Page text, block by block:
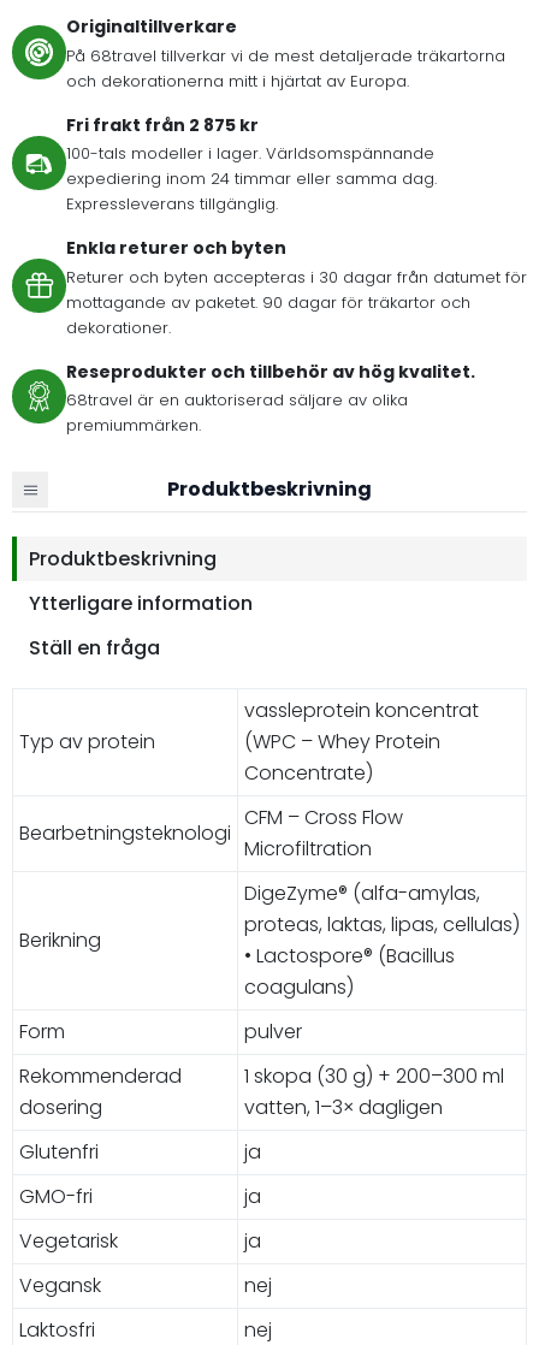
Originaltillverkare
På 68travel tillverkar vi de mest detaljerade träkartorna
och dekorationerna mitt i hjärtat av Europa.
Fri frakt från 2 875 kr
100-tals modeller i lager. Världsomspännande
expediering inom 24 timmar eller samma dag.
Expressleverans tillgänglig.
Enkla returer och byten
Returer och byten accepteras i 30 dagar från datumet för
mottagande av paketet. 90 dagar för träkartor och
dekorationer.
Reseprodukter och tillbehör av hög kvalitet.
68travel är en auktoriserad säljare av olika
premiummärken.
Produktbeskrivning
Produktbeskrivning
Ytterligare information
Ställ en fråga
Typ av protein
vassleprotein koncentrat
(WPC – Whey Protein
Concentrate)
Bearbetningsteknologi
CFM – Cross Flow
Microfiltration
Berikning
DigeZyme® (alfa-amylas,
proteas, laktas, lipas, cellulas)
• Lactospore® (Bacillus
coagulans)
Form
pulver
Rekommenderad
dosering
1 skopa (30 g) + 200–300 ml
vatten, 1–3× dagligen
Glutenfri
ja
GMO-fri
ja
Vegetarisk
ja
Vegansk
nej
Laktosfri
nej